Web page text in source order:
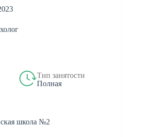
Тип занятости
Полная
школа №2